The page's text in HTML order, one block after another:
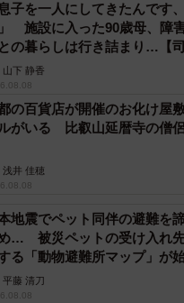
息子を一人にしてきたんです
施設に入った90歳母、障
の暮らしは行き詰まり…【
】
山下 静香
の百貨店が開催のお化け屋
がいる 比叡山延暦寺の僧
浅井 佳穂
地震でペット同伴の避難を
… 被災ペットの受け入れ
る「動物避難所マップ」が
平藤 清刀